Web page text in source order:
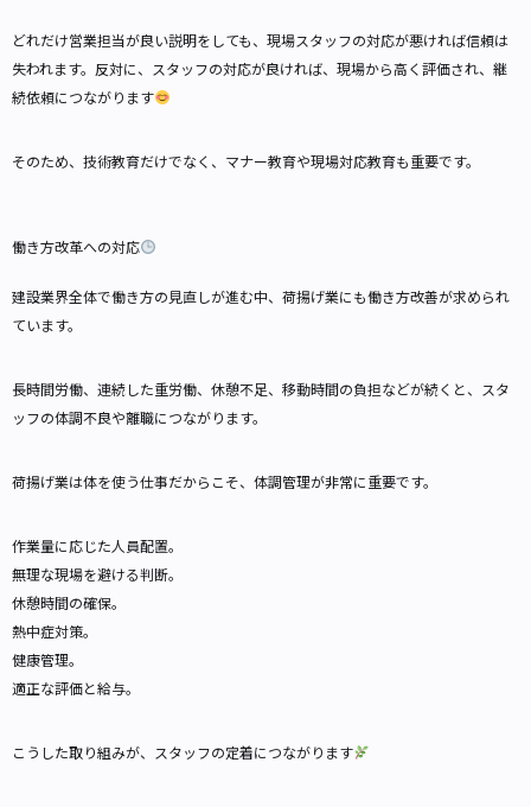
どれだけ営業担当が良い説明をしても、現場スタッフの対応が悪ければ信頼は
失われます。反対に、スタッフの対応が良ければ、現場から高く評価され、継
続依頼につながります
そのため、技術教育だけでなく、マナー教育や現場対応教育も重要です。
働き方改革への対応
建設業界全体で働き方の見直しが進む中、荷揚げ業にも働き方改善が求められ
ています。
長時間労働、連続した重労働、休憩不足、移動時間の負担などが続くと、スタ
ッフの体調不良や離職につながります。
荷揚げ業は体を使う仕事だからこそ、体調管理が非常に重要です。
作業量に応じた人員配置。
無理な現場を避ける判断。
休憩時間の確保。
熱中症対策。
健康管理。
適正な評価と給与。
こうした取り組みが、スタッフの定着につながります